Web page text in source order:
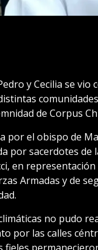
y Cecilia se
de Corpus
por el obispo de
por sacerdotes
en
Armadas y de
no pudo
por las calles